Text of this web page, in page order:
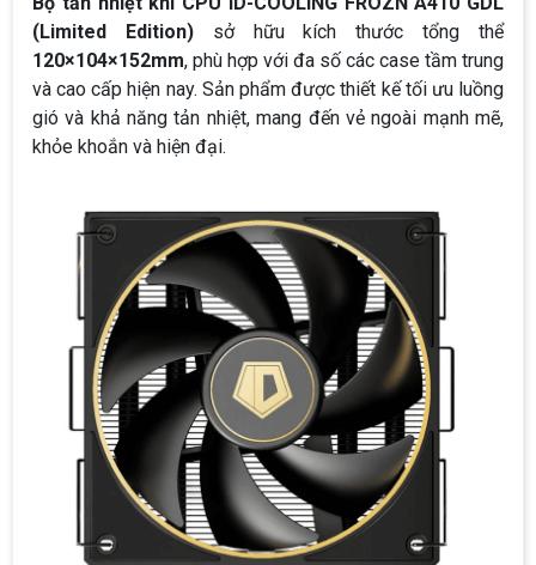
(Limited Edition)sở hữu kích thước tổng thể
120×104×152mm, phù hợp với đa số các case tầm trung
và cao cấp hiện nay. Sản phẩm được thiết kế tối ưu luồng
gió và khả năng tản nhiệt, mang đến vẻ ngoài mạnh mẽ,
khỏe khoắn và hiện đại.